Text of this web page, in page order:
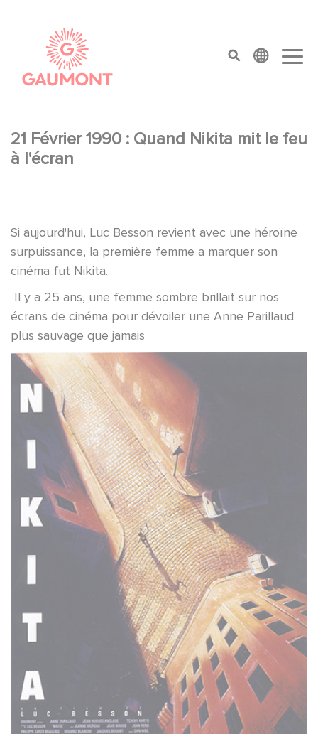
top menu
21 Février 1990 : Quand Nikita mit le feu
à l'écran
Si aujourd'hui, Luc Besson revient avec une héroïne
surpuissance, la première femme a marquer son
cinéma fut Nikita.
Il y a 25 ans, une femme sombre brillait sur nos
écrans de cinéma pour dévoiler une Anne Parillaud
plus sauvage que jamais